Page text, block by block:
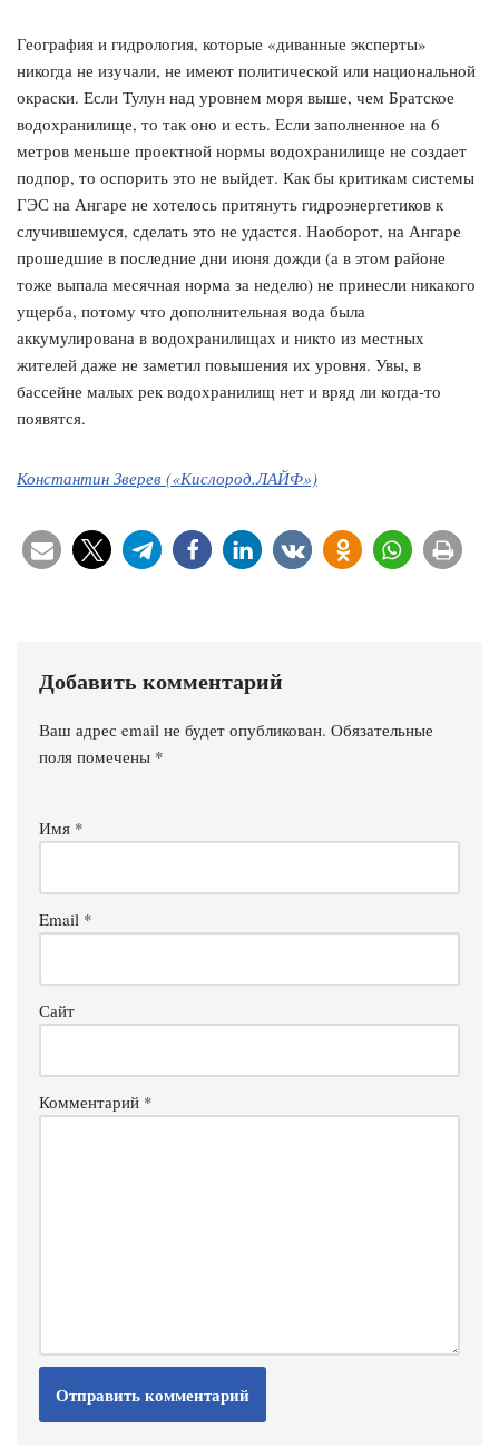
География и гидрология, которые «диванные эксперты»
никогда не изучали, не имеют политической или национальной
окраски. Если Тулун над уровнем моря выше, чем Братское
водохранилище, то так оно и есть. Если заполненное на 6
метров меньше проектной нормы водохранилище не создает
подпор, то оспорить это не выйдет. Как бы критикам системы
ГЭС на Ангаре не хотелось притянуть гидроэнергетиков к
случившемуся, сделать это не удастся. Наоборот, на Ангаре
прошедшие в последние дни июня дожди (а в этом районе
тоже выпала месячная норма за неделю) не принесли никакого
ущерба, потому что дополнительная вода была
аккумулирована в водохранилищах и никто из местных
жителей даже не заметил повышения их уровня. Увы, в
бассейне малых рек водохранилищ нет и вряд ли когда-то
появятся.
Константин Зверев («Кислород.ЛАЙФ»)
Добавить комментарий
Ваш адрес email не будет опубликован. Обязательные
поля помечены *
Имя *
Email *
Сайт
Комментарий *